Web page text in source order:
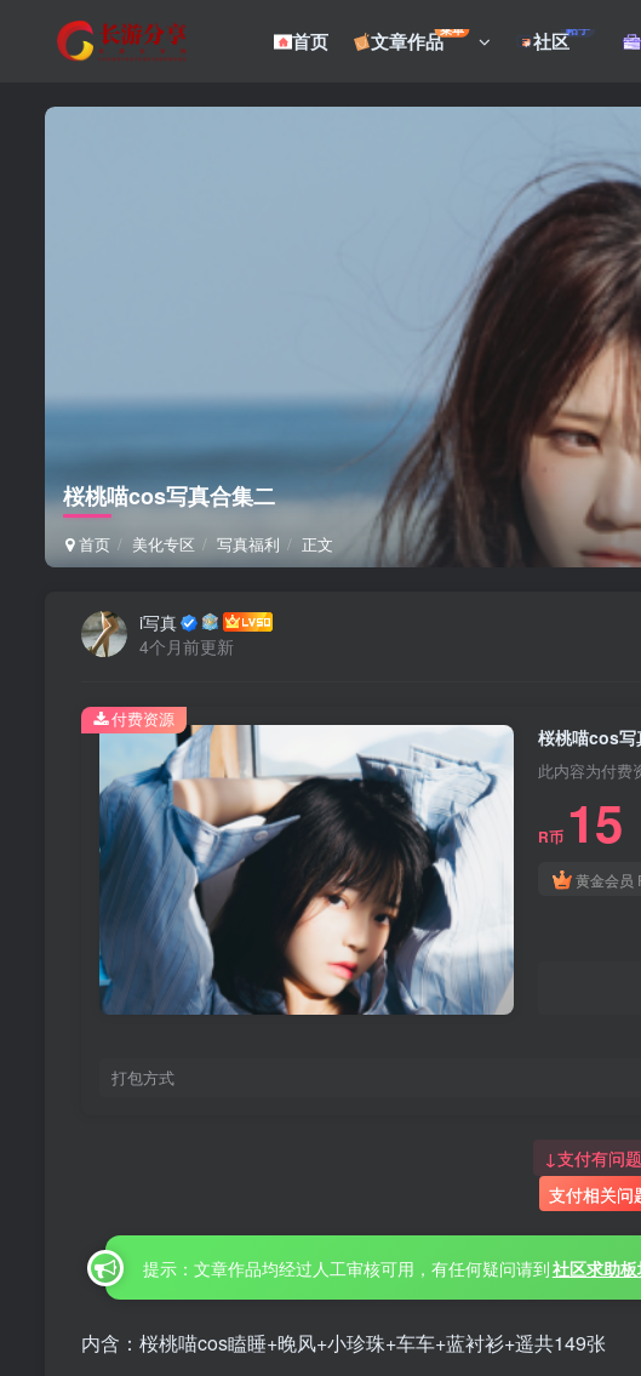
首页 文章作品菜单 社区帖子
桜桃喵cos写真合集二
首页 美化专区 写真福利 正文
i写真
4个月前更新
桜桃喵cos写
此内容为付费
R币 15
黄金会员
打包方式
付费资源
↓支付有问
支付相关问
提示：文章作品均经过人工审核可用，有任何疑问请到社区求助
内含：桜桃喵cos瞌睡+晚风+小珍珠+车车+蓝衬衫+遥共149张